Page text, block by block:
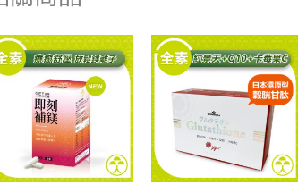
原
始
價
格：
NT$1,380.00。
目
前
價
格：
NT$1,200.00。
始
格：
前
價
格：